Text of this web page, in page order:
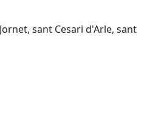
sant Cesari d'Arle, sant